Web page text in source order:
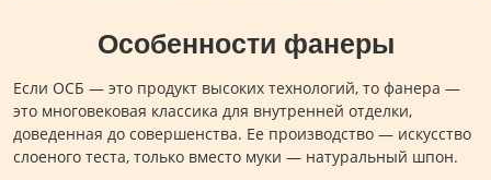
Особенности фанеры
Если ОСБ — это продукт высоких технологий, то фанера —
это многовековая классика для внутренней отделки,
доведенная до совершенства. Ее производство — искусство
слоеного теста, только вместо муки — натуральный шпон.